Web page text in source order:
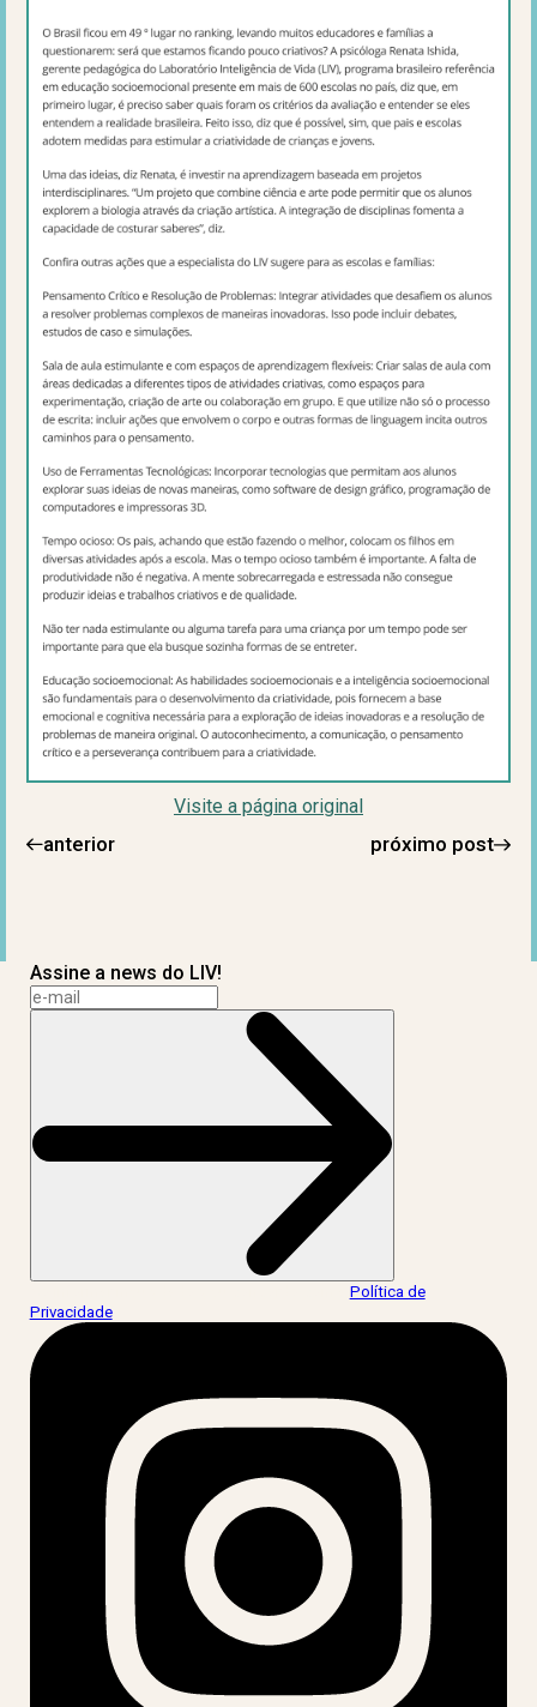
Visite a página original
anterior próximo post
Assine a news do LIV!
Política de
Privacidade.